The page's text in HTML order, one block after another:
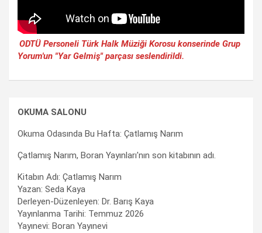
ODTÜ Personeli Türk Halk Müziği Korosu konserinde Grup
Yorum'un "Yar Gelmiş" parçası seslendirildi.
OKUMA SALONU
Okuma Odasında Bu Hafta: Çatlamış Narım
Çatlamış Narım, Boran Yayınları'nın son kitabının adı.
Kitabın Adı: Çatlamış Narım
Yazan: Seda Kaya
Derleyen-Düzenleyen: Dr. Barış Kaya
Yayınlanma Tarihi: Temmuz 2026
Yayınevi: Boran Yayınevi